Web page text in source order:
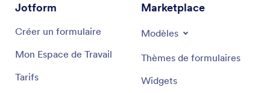
Jotform
Créer un formulaire
Mon Espace de Travail
Tarifs
Marketplace
Modèles
Thèmes de formulaires
Widgets